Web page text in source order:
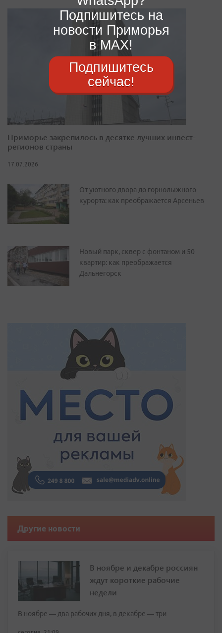
Приморье закрепилось в десятке лучших инвест-
регионов страны
17.07.2026
От уютного двора до горнолыжного
курорта: как преображается Арсеньев
Новый парк, сквер с фонтаном и 50
квартир: как преображается
Дальнегорск
Другие новости
В ноябре и декабре россиян
ждут короткие рабочие
недели
В ноябре — два рабочих дня, в декабре — три
Подпишитесь на
новости Приморья
в MAX!
Подпишитесь
сейчас!